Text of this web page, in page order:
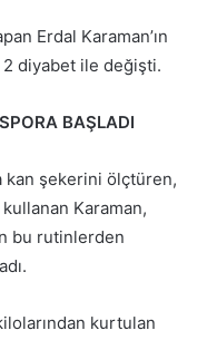
Erdal Karaman’ın
2 diyabet ile değişti.
BAŞLADI
kan şekerini ölçtüren,
Karaman,
bu rutinlerden
kurtulan